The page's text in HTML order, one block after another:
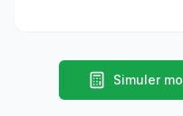
Simuler